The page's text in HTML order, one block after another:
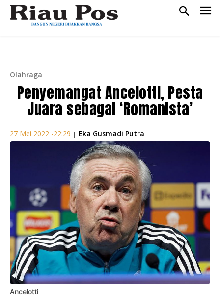
Olahraga
Penyemangat Ancelotti, Pesta
Juara sebagai ‘Romanista’
27 Mei 2022 -22:29 | Eka Gusmadi Putra
Ancelotti